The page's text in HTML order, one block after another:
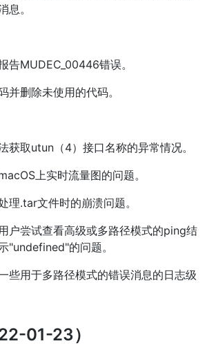
息。
告MUDEC_00446错误。
并删除未使用的代码。
获取utun（4）接口名称的异常情况。
上实时流量图的问题。
理.tar文件时的崩溃问题。
户尝试查看高级或多路径模式的ping结
"undefined"的问题。
些用于多路径模式的错误消息的日志级
01-23）